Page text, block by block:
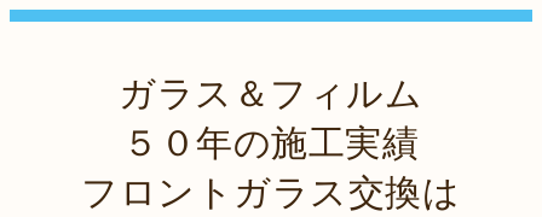
ガラス＆フィルム
５０年の施工実績
フロントガラス交換は